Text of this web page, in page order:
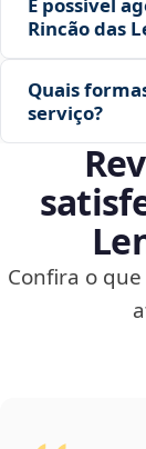
É possível
Rincão das
Quais
serviço?
Confira o